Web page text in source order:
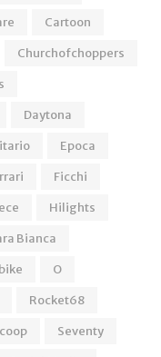
Cartoon
Churchofchoppers
Daytona
Epoca
Ficchi
Hilights
Bianca
O
Rocket68
Seventy